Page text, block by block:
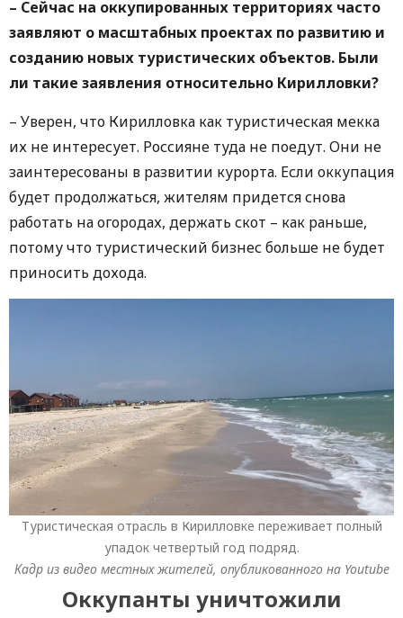
– Сейчас на оккупированных территориях часто
заявляют о масштабных проектах по развитию и
созданию новых туристических объектов. Были
ли такие заявления относительно Кирилловки?
– Уверен, что Кирилловка как туристическая мекка
их не интересует. Россияне туда не поедут. Они не
заинтересованы в развитии курорта. Если оккупация
будет продолжаться, жителям придется снова
работать на огородах, держать скот – как раньше,
потому что туристический бизнес больше не будет
приносить дохода.
Туристическая отрасль в Кирилловке переживает полный
упадок четвертый год подряд.
Кадр из видео местных жителей, опубликованного на Youtube
Оккупанты уничтожили